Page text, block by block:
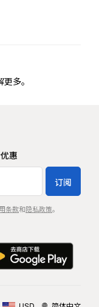
多。
惠
订阅
条款和隐私政策。